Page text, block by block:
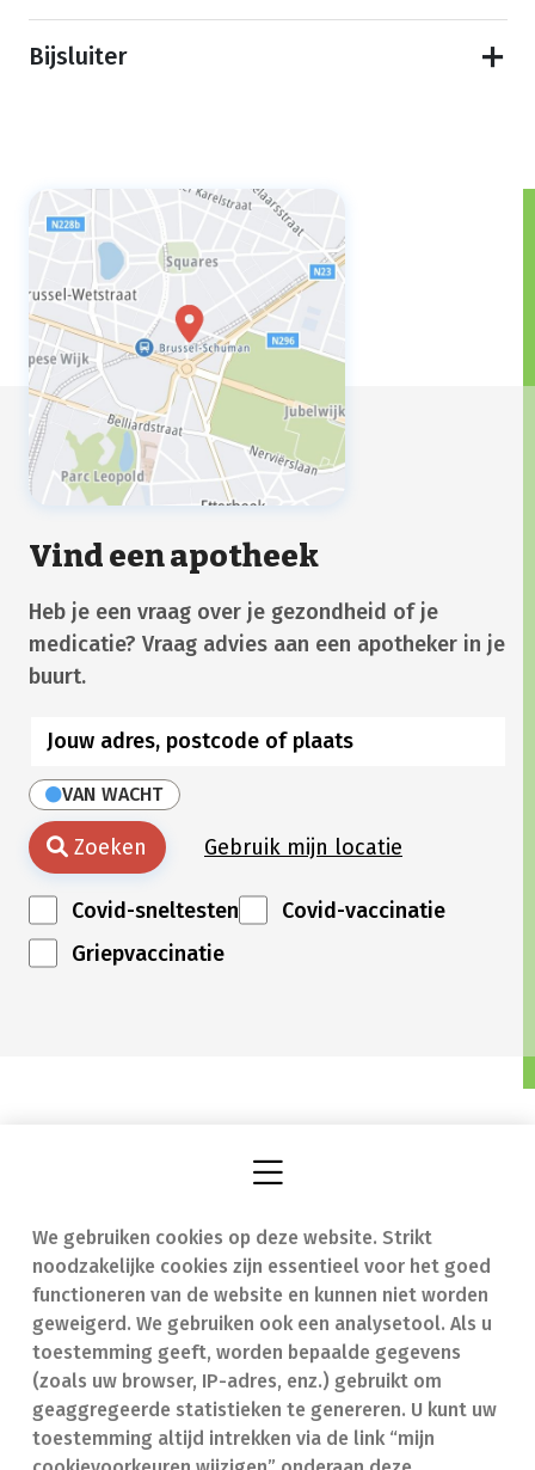
We gebruiken cookies op deze website. Strikt
noodzakelijke cookies zijn essentieel voor het goed
functioneren van de website en kunnen niet worden
geweigerd. We gebruiken ook een analysetool. Als u
toestemming geeft, worden bepaalde gegevens
(zoals uw browser, IP-adres, enz.) gebruikt om
geaggregeerde statistieken te genereren. U kunt uw
toestemming altijd intrekken via de link “mijn
Bijsluiter
Vind een apotheek
Heb je een vraag over je gezondheid of je
medicatie? Vraag advies aan een apotheker in je
buurt.
VAN WACHT
Zoeken Gebruik mijn locatie
Covid-sneltesten
Covid-vaccinatie
Griepvaccinatie
Vind een apotheek
Onze expertise
Ziekten
Geneesmiddelen
In geval van nood
Contact
Veelgestelde vragen
(FAQ)